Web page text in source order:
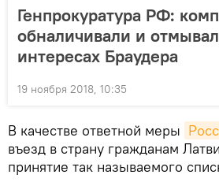
Генпрокуратура РФ:
обналичивали и
интересах Браудера
19 ноября 2018, 10:35
В качестве ответной меры
въезд в страну гражданам
принятие так называемого